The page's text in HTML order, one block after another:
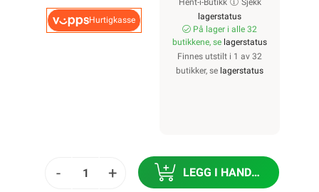
Hurtigkasse
Hent-i-Butikk
Sjekk
lagerstatus
På lager i alle 32
butikkene, se lagerstatus
Finnes utstilt i 1 av 32
butikker, se lagerstatus
- + LEGG I HANDLEKURV